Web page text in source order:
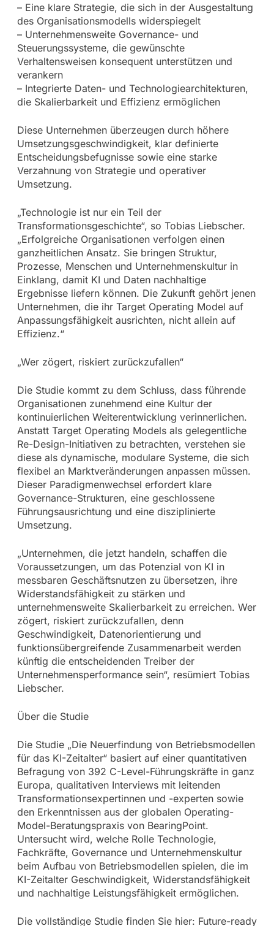
– Eine klare Strategie, die sich in der Ausgestaltung
des Organisationsmodells widerspiegelt
– Unternehmensweite Governance- und
Steuerungssysteme, die gewünschte
Verhaltensweisen konsequent unterstützen und
verankern
– Integrierte Daten- und Technologiearchitekturen,
die Skalierbarkeit und Effizienz ermöglichen
Diese Unternehmen überzeugen durch höhere
Umsetzungsgeschwindigkeit, klar definierte
Entscheidungsbefugnisse sowie eine starke
Verzahnung von Strategie und operativer
Umsetzung.
„Technologie ist nur ein Teil der
Transformationsgeschichte“, so Tobias Liebscher.
„Erfolgreiche Organisationen verfolgen einen
ganzheitlichen Ansatz. Sie bringen Struktur,
Prozesse, Menschen und Unternehmenskultur in
Einklang, damit KI und Daten nachhaltige
Ergebnisse liefern können. Die Zukunft gehört jenen
Unternehmen, die ihr Target Operating Model auf
Anpassungsfähigkeit ausrichten, nicht allein auf
Effizienz.“
„Wer zögert, riskiert zurückzufallen“
Die Studie kommt zu dem Schluss, dass führende
Organisationen zunehmend eine Kultur der
kontinuierlichen Weiterentwicklung verinnerlichen.
Anstatt Target Operating Models als gelegentliche
Re-Design-Initiativen zu betrachten, verstehen sie
diese als dynamische, modulare Systeme, die sich
flexibel an Marktveränderungen anpassen müssen.
Dieser Paradigmenwechsel erfordert klare
Governance-Strukturen, eine geschlossene
Führungsausrichtung und eine disziplinierte
Umsetzung.
„Unternehmen, die jetzt handeln, schaffen die
Voraussetzungen, um das Potenzial von KI in
messbaren Geschäftsnutzen zu übersetzen, ihre
Widerstandsfähigkeit zu stärken und
unternehmensweite Skalierbarkeit zu erreichen. Wer
zögert, riskiert zurückzufallen, denn
Geschwindigkeit, Datenorientierung und
funktionsübergreifende Zusammenarbeit werden
künftig die entscheidenden Treiber der
Unternehmensperformance sein“, resümiert Tobias
Liebscher.
Über die Studie
Die Studie „Die Neuerfindung von Betriebsmodellen
für das KI-Zeitalter“ basiert auf einer quantitativen
Befragung von 392 C-Level-Führungskräfte in ganz
Europa, qualitativen Interviews mit leitenden
Transformationsexpertinnen und -experten sowie
den Erkenntnissen aus der globalen Operating-
Model-Beratungspraxis von BearingPoint.
Untersucht wird, welche Rolle Technologie,
Fachkräfte, Governance und Unternehmenskultur
beim Aufbau von Betriebsmodellen spielen, die im
KI-Zeitalter Geschwindigkeit, Widerstandsfähigkeit
und nachhaltige Leistungsfähigkeit ermöglichen.
Die vollständige Studie finden Sie hier: Future-ready